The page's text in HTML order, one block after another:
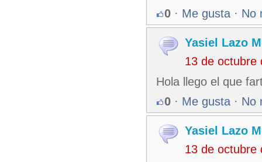
0 · Me gusta · No
Yasiel Lazo
13 de octubre
Hola llego el que
0 · Me gusta · No
Yasiel Lazo
13 de octubre